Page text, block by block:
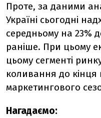
Проте, за даними
Україні сьогодні
середньому на 23%
раніше. При цьому
цьому сегменті
коливання до кінця
маркетингового
Нагадаємо: